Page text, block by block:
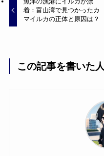
着：富山湾で見つかったカ
マイルカの正体と原因は？
この記事を書いた人